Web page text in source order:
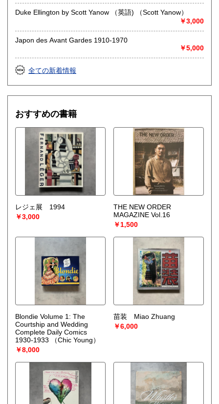
Duke Ellington by Scott Yanow （英語) （Scott Yanow）
￥3,000
Japon des Avant Gardes 1910-1970
￥5,000
全ての新着情報
おすすめの書籍
レジェ展 1994
￥3,000
THE NEW ORDER
MAGAZINE Vol.16
￥1,500
Blondie Volume 1: The
Courtship and Wedding
Complete Daily Comics
1930-1933
（Chic Young）
￥8,000
苗装 Miao Zhuang
￥6,000